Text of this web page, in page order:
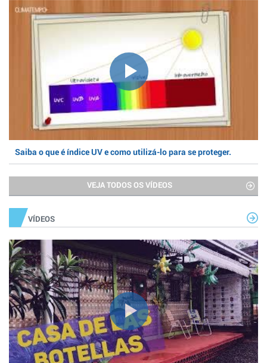
Saiba o que é índice UV e como utilizá-lo para se proteger.
VEJA TODOS OS VÍDEOS
VÍDEOS